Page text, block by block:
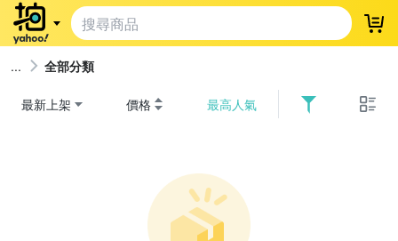
登
全部分類
最新上架 價格 最高人氣